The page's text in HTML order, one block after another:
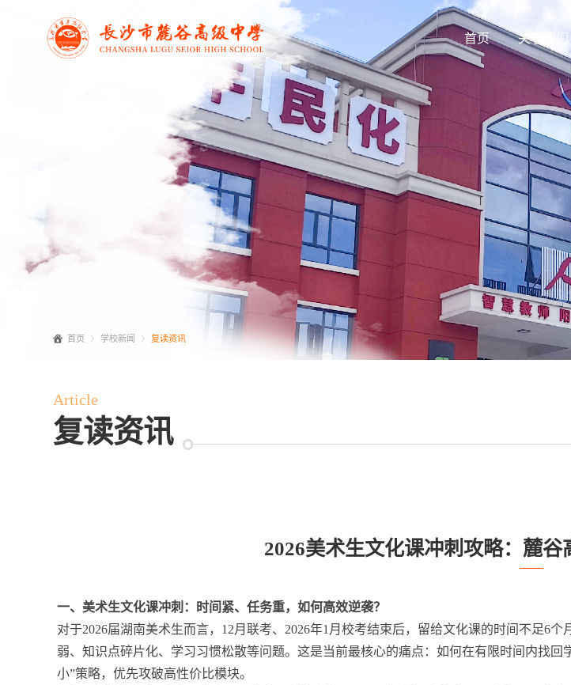
首页 关于我们
首页 学校新闻 复读资讯
Article
复读资讯
2026美术生文化课冲刺攻略：麓谷
一、美术生文化课冲刺：时间紧、任务重，如何高效逆袭？
对于2026届湖南美术生而言，12月联考、2026年1月校考结束后，留给文化课的时间不足6
弱、知识点碎片化、学习习惯松散等问题。这是当前最核心的痛点：如何在有限时间内找
小”策略，优先攻破高性价比模块。